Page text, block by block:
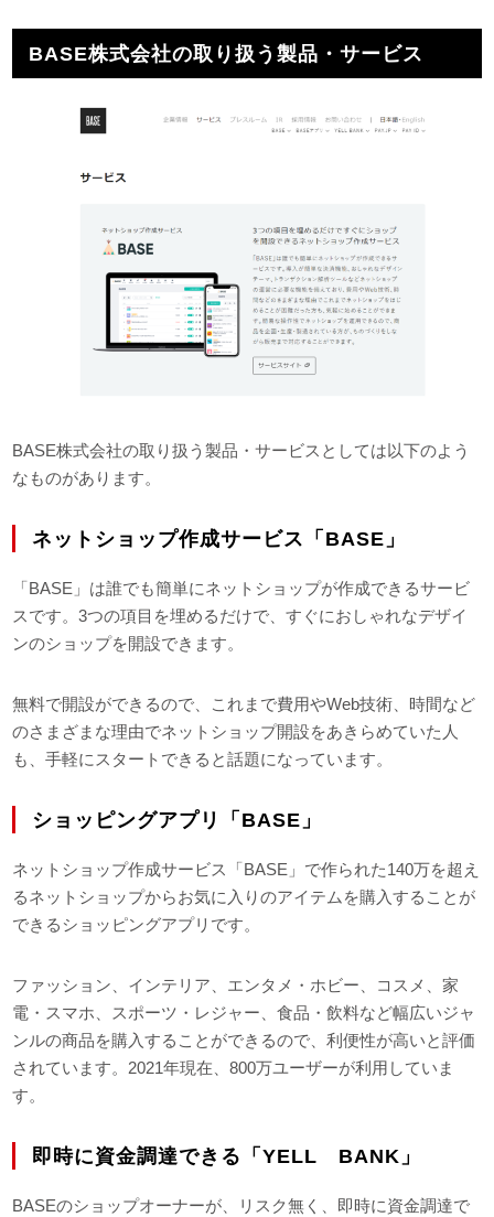
BASE株式会社の取り扱う製品・サービス
BASE株式会社の取り扱う製品・サービスとしては以下のよう
なものがあります。
ネットショップ作成サービス「BASE」
「BASE」は誰でも簡単にネットショップが作成できるサービ
スです。3つの項目を埋めるだけで、すぐにおしゃれなデザイ
ンのショップを開設できます。
無料で開設ができるので、これまで費用やWeb技術、時間など
のさまざまな理由でネットショップ開設をあきらめていた人
も、手軽にスタートできると話題になっています。
ショッピングアプリ「BASE」
ネットショップ作成サービス「BASE」で作られた140万を超え
るネットショップからお気に入りのアイテムを購入することが
できるショッピングアプリです。
ファッション、インテリア、エンタメ・ホビー、コスメ、家
電・スマホ、スポーツ・レジャー、食品・飲料など幅広いジャ
ンルの商品を購入することができるので、利便性が高いと評価
されています。2021年現在、800万ユーザーが利用していま
す。
即時に資金調達できる「YELL BANK」
BASEのショップオーナーが、リスク無く、即時に資金調達で